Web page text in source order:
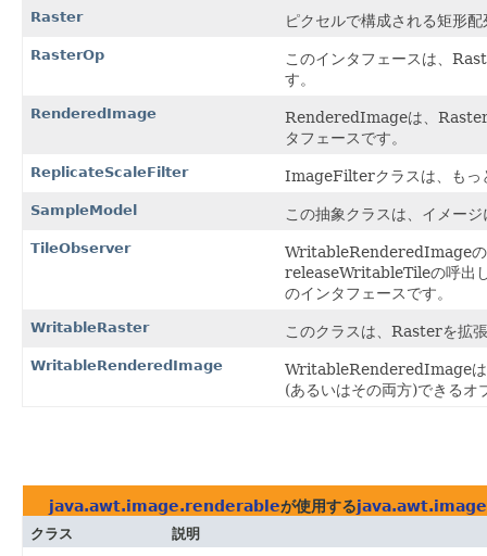
Raster ピクセルで構成される矩形
RasterOp
このインタフェースは、
す。
RenderedImage
RenderedImageは、Raster
タフェースです。
ReplicateScaleFilter ImageFilterクラスは、もっ
SampleModel この抽象クラスは、イメー
TileObserver
WritableRenderedImageの
releaseWritableTileの呼出
のインタフェースです。
WritableRaster このクラスは、Rasterを拡
WritableRenderedImage
WritableRenderedImageは
(あるいはその両方)できるオ
java.awt.image.renderableが使用するjava.awt.image
クラス 説明